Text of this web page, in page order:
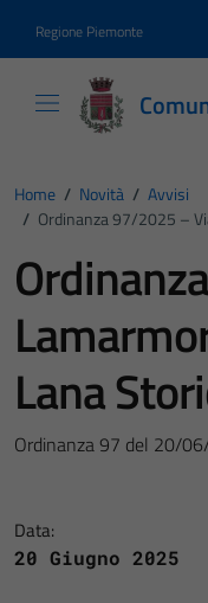
Regione Piemonte
Home / Novità / Avvisi
/ Ordinanza 97/2025 –
Lana
Ordinanza 97 del 20/
Data:
20 Giugno 2025